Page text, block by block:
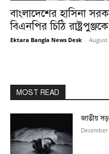
বাংলাদেশের হাসিনা
বিএনপির চিঠি
Ektara Bangla News Desk - August
MOST READ
জাতীয়
December